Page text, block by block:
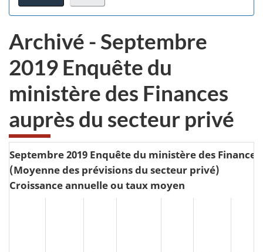
au
je
veux
pas
participer
au
sondage
du
site
web,
.
Archivé - Septembre
2019 Enquête du
ministère des Finances
auprès du secteur privé
Septembre 2019 Enquête du ministère des
(Moyenne des prévisions du secteur privé)
Croissance annuelle ou taux moyen